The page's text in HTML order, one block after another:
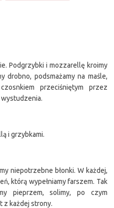
Podgrzybki i mozzarellę kroimy
drobno, podsmażamy na maśle,
przeciśniętym przez
i grzybkami.
niepotrzebne błonki. W każdej,
którą wypełniamy farszem. Tak
pieprzem, solimy, po czym
z każdej strony.